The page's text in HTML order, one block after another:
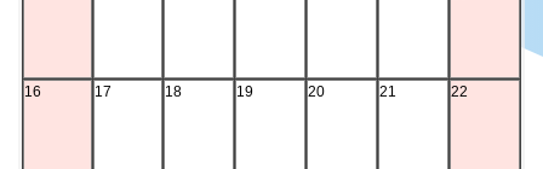
16 17 18 19 20 21 22